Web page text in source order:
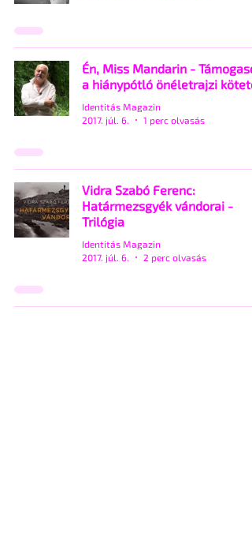
Én, Miss Mandarin - Támogasd
a hiánypótló önéletrajzi
Identitás Magazin
2017. júl. 6.
1 perc olvasás
Vidra Szabó Ferenc:
Határmezsgyék vándorai -
Trilógia
Identitás Magazin
2017. júl. 6.
2 perc olvasás